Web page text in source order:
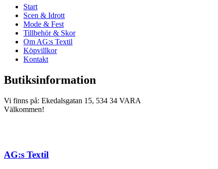
Start
Scen & Idrott
Mode & Fest
Tillbehör & Skor
Om AG:s Textil
Köpvillkor
Kontakt
Butiksinformation
Vi finns på: Ekedalsgatan 15, 534 34 VARA
Välkommen!
AG:s Textil